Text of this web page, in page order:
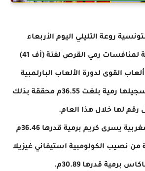
روعة التليلي اليوم الأربعاء
بالميدالية الذهبية لمنافسات رمي القرص لفئة (أف 41)
القوى لدورة الألعاب البارلمبية
باريس 2024 بعد تسجيلها رمية بلغت 36.55م محققة بذلك
رقم لها خلال هذا العام.
وعادت الفضية للمغربية يسرى كريم برمية قدرها 36.46م
من نصيب الكولومبية استيفاني غيزيلا
برمية قدرها 30.89م.